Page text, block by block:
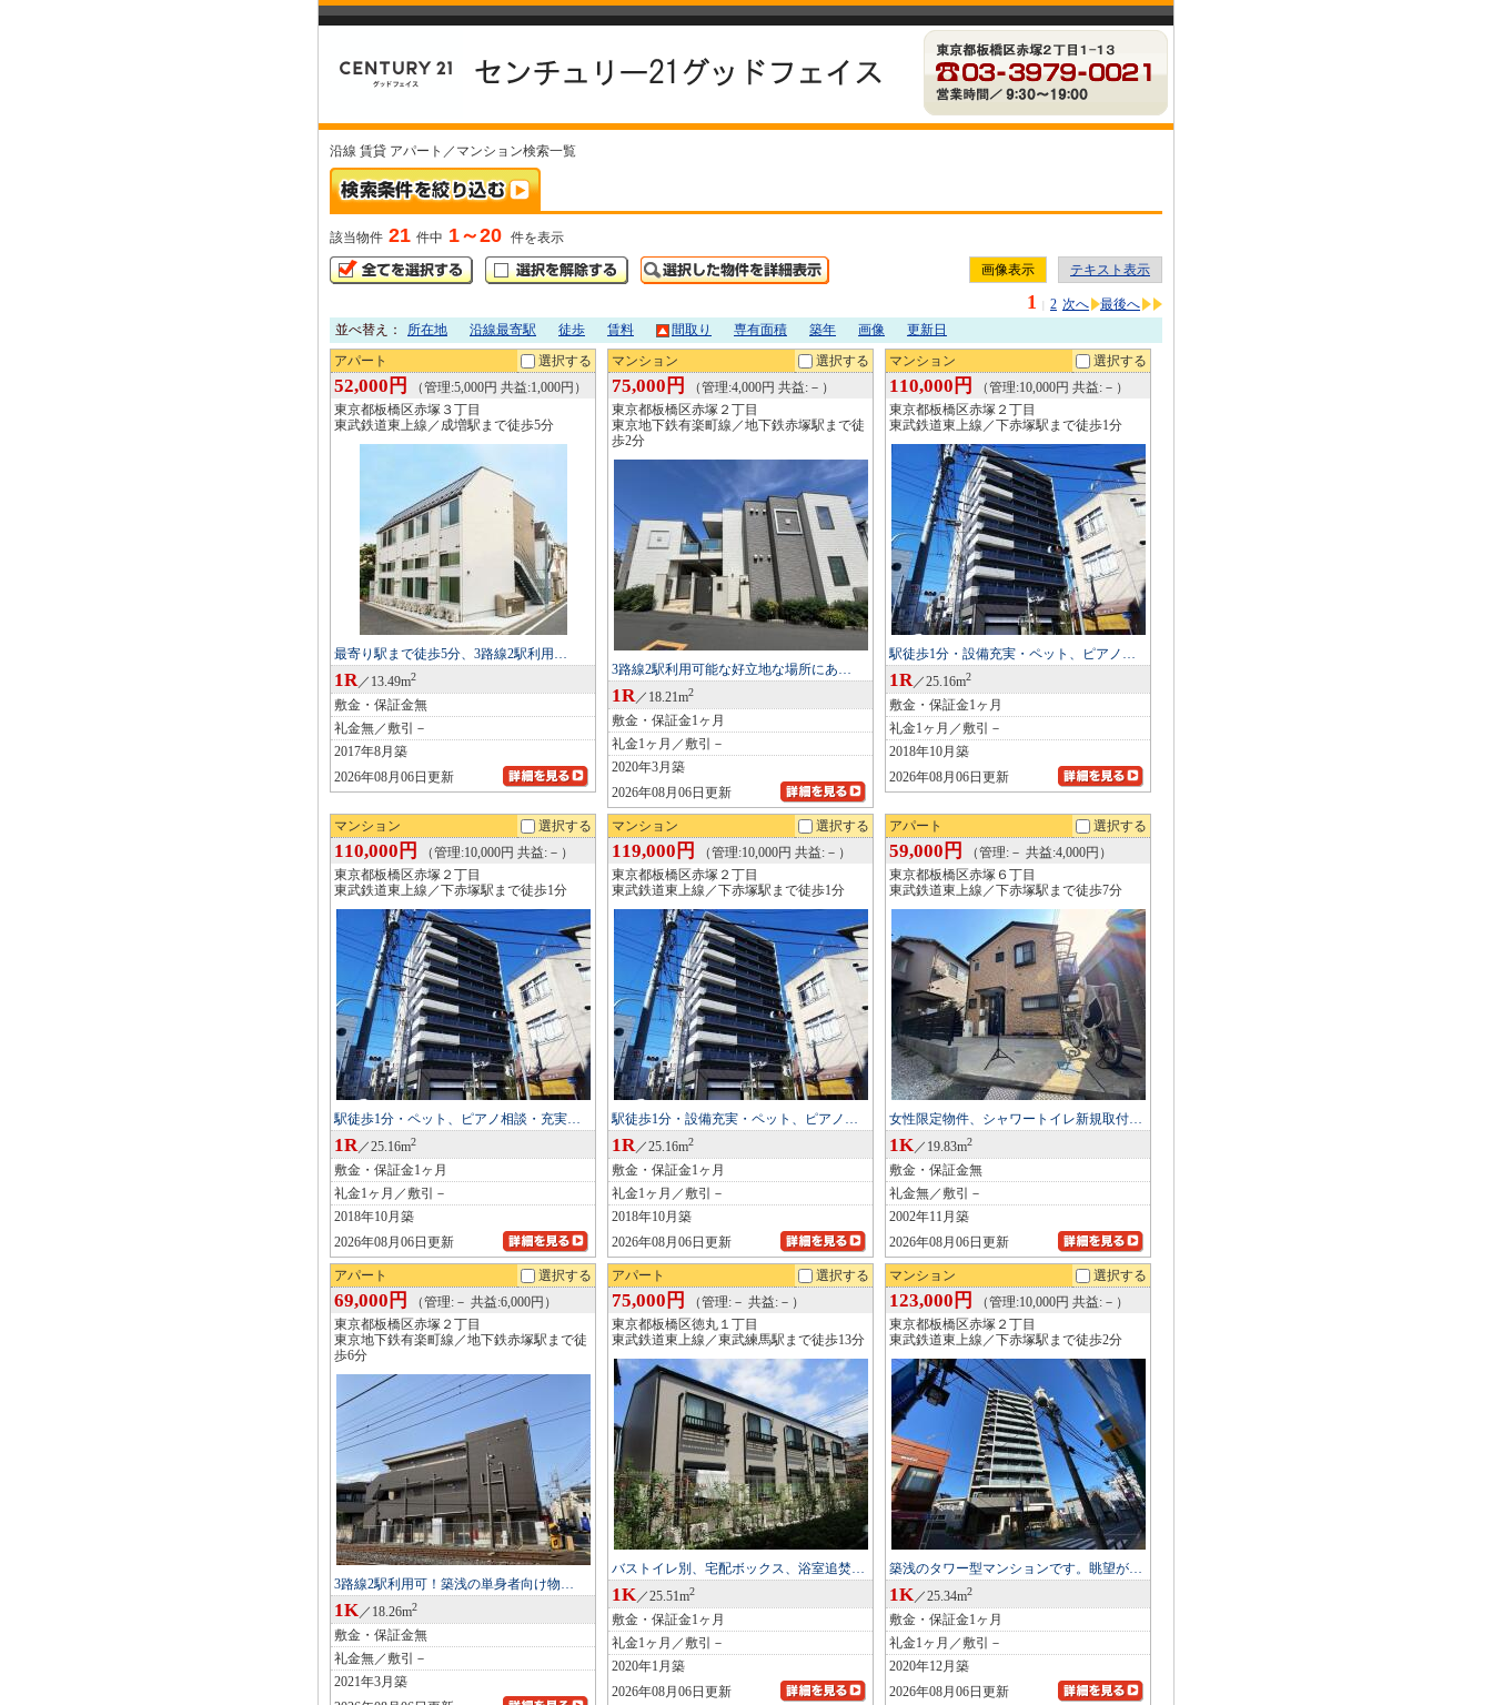
沿線 賃貸 アパート／マンション検索一覧
該当物件 21 件中 1～20 件を表示
画像表示 テキスト表示
1 2 次へ
最後へ
並べ替え：
所在地 沿線最寄駅 徒歩 賃料 間取り 専有面積 築年 画像 更新日
アパート 選択する
52,000円
（管理:5,000円 共益:1,000円）
東京都板橋区赤塚３丁目
東武鉄道東上線／成増駅まで徒歩5分
最寄り駅まで徒歩5分、3路線2駅利用…
1R／13.49m2
敷金・保証金無
礼金無／敷引－
2017年8月築
2026年08月06日更新
マンション 選択する
75,000円
（管理:4,000円 共益:－）
東京都板橋区赤塚２丁目
東京地下鉄有楽町線／地下鉄赤塚駅まで徒
歩2分
3路線2駅利用可能な好立地な場所にあ…
1R／18.21m2
敷金・保証金1ヶ月
礼金1ヶ月／敷引－
2020年3月築
2026年08月06日更新
マンション 選択する
110,000円
（管理:10,000円 共益:－）
東京都板橋区赤塚２丁目
東武鉄道東上線／下赤塚駅まで徒歩1分
駅徒歩1分・設備充実・ペット、ピアノ…
1R／25.16m2
敷金・保証金1ヶ月
礼金1ヶ月／敷引－
2018年10月築
2026年08月06日更新
マンション 選択する
110,000円
（管理:10,000円 共益:－）
東京都板橋区赤塚２丁目
東武鉄道東上線／下赤塚駅まで徒歩1分
駅徒歩1分・ペット、ピアノ相談・充実…
1R／25.16m2
敷金・保証金1ヶ月
礼金1ヶ月／敷引－
2018年10月築
2026年08月06日更新
マンション 選択する
119,000円
（管理:10,000円 共益:－）
東京都板橋区赤塚２丁目
東武鉄道東上線／下赤塚駅まで徒歩1分
駅徒歩1分・設備充実・ペット、ピアノ…
1R／25.16m2
敷金・保証金1ヶ月
礼金1ヶ月／敷引－
2018年10月築
2026年08月06日更新
アパート 選択する
59,000円
（管理:－ 共益:4,000円）
東京都板橋区赤塚６丁目
東武鉄道東上線／下赤塚駅まで徒歩7分
女性限定物件、シャワートイレ新規取付…
1K／19.83m2
敷金・保証金無
礼金無／敷引－
2002年11月築
2026年08月06日更新
アパート 選択する
69,000円
（管理:－ 共益:6,000円）
東京都板橋区赤塚２丁目
東京地下鉄有楽町線／地下鉄赤塚駅まで徒
歩6分
3路線2駅利用可！築浅の単身者向け物…
1K／18.26m2
敷金・保証金無
礼金無／敷引－
2021年3月築
アパート 選択する
75,000円
（管理:－ 共益:－）
東京都板橋区徳丸１丁目
東武鉄道東上線／東武練馬駅まで徒歩13分
バストイレ別、宅配ボックス、浴室追焚…
1K／25.51m2
敷金・保証金1ヶ月
礼金1ヶ月／敷引－
2020年1月築
2026年08月06日更新
マンション 選択する
123,000円
（管理:10,000円 共益:－）
東京都板橋区赤塚２丁目
東武鉄道東上線／下赤塚駅まで徒歩2分
築浅のタワー型マンションです。眺望が…
1K／25.34m2
敷金・保証金1ヶ月
礼金1ヶ月／敷引－
2020年12月築
2026年08月06日更新